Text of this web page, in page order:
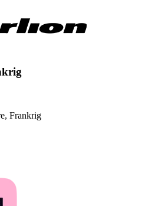
Frankrig